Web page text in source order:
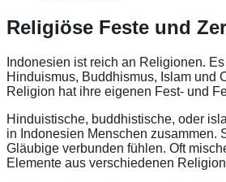
Religiöse Feste und
Indonesien ist reich an Religionen.
Hinduismus, Buddhismus, Islam und
Religion hat ihre eigenen Fest- und
Hinduistische, buddhistische, oder
in Indonesien Menschen zusammen.
Gläubige verbunden fühlen. Oft
Elemente aus verschiedenen